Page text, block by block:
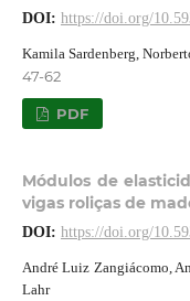
DOI: https://doi.org/
Kamila Sardenberg,
47-62
PDF
Módulos de
vigas roliças de
DOI: https://doi.org/
André Luiz Zangiácomo,
Lahr